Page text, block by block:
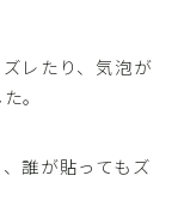
レたり、気泡が
。
誰が貼ってもズ